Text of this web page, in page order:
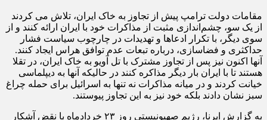
مقامات دولت ترامپ پیش از تجاوز به خاک ایران، تلاش می کردند
از یک سو، چشم‌اندازی مثبت از مذاکرات خود با ایران ارائه کنند و از
سوی دیگر، با تکرار ادعاها و تهدیدات در چارچوب سیاست فشار
حداکثری و فضاسازی، درباره تبعات عدم توافق هراس ایجاد کنند.
آنها اکنون نیز پس از تجاوز مشترک با تل آویو به خاک ایران، در تقلا
هستند تا با ایران بار دیگر مذاکره کنند در حالیکه آنها به دیپلماسی
خیانت کردند و در میانه مذاکرات نه تنها به اسرائیل برای حمله چراغ
سبز نشان دادند بلکه خود نیز به این تجاوز پیوستند.
به گزارش ایرنا، رژیم صهیونیستی روز ۲۳ خردادماه با نقض آشکار